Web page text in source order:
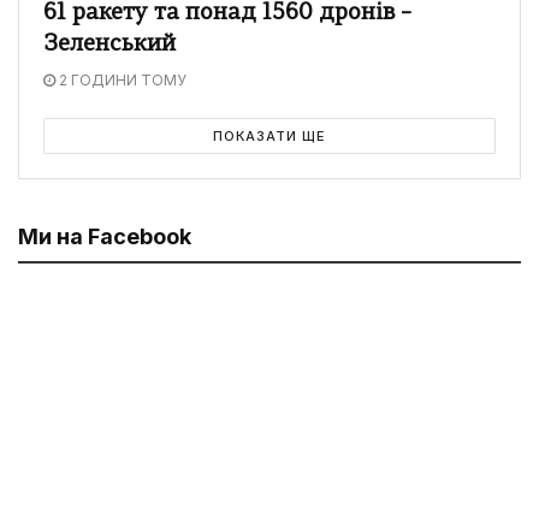
61 ракету та понад 1560 дронів –
Зеленський
2 ГОДИНИ ТОМУ
ПОКАЗАТИ ЩЕ
Ми на Facebook